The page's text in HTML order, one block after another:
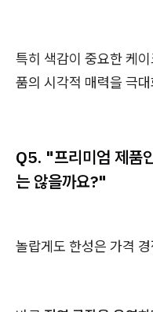
특히 색감이 중요한 케
품의 시각적 매력을 극
Q5. "프리미엄 제품
는 않을까요?"
놀랍게도 한성은 가격